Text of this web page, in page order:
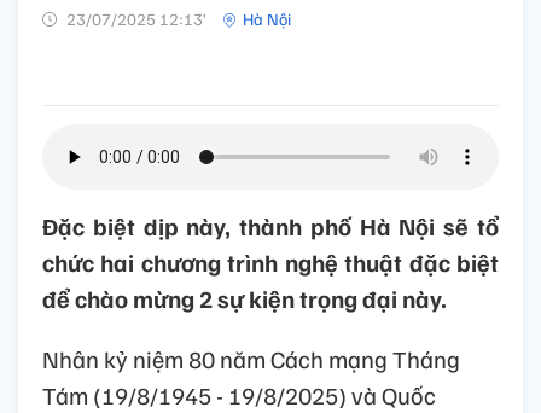
23/07/2025 12:13’ Hà Nội
Đặc biệt dịp này, thành phố Hà Nội sẽ tổ
chức hai chương trình nghệ thuật đặc biệt
để chào mừng 2 sự kiện trọng đại này.
Nhân kỷ niệm 80 năm Cách mạng Tháng
Tám (19/8/1945 - 19/8/2025) và Quốc